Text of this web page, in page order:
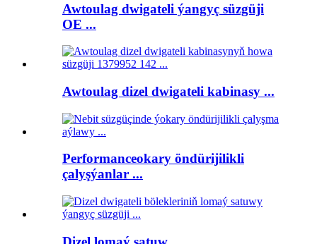
Awtoulag dwigateli ýangyç süzgüji
OE ...
Awtoulag dizel dwigateli kabinasy ...
Performanceokary öndürijilikli
çalyşýanlar ...